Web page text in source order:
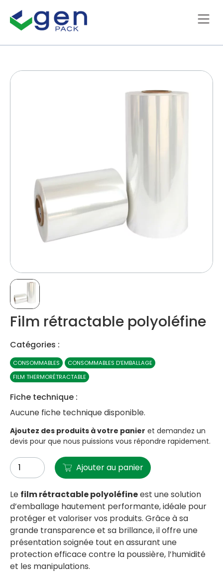
Film rétractable polyoléfine
Catégories :
CONSOMMABLES
CONSOMMABLES D’EMBALLAGE
FILM THERMORÉTRACTABLE
Fiche technique :
Aucune fiche technique disponible.
Ajoutez des produits à votre panier et demandez un
devis pour que nous puissions vous répondre rapidement.
Ajouter au panier
Le film rétractable polyoléfineest une solution
d’emballage hautement performante, idéale pour
protéger et valoriser vos produits. Grâce à sa
grande transparence et sa brillance, il offre une
présentation soignée tout en assurant une
protection efficace contre la poussière, l’humidité
et les manipulations.​